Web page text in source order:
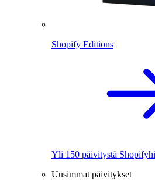
Shopify Editions
Yli 150 päivitystä
Uusimmat päivitykset